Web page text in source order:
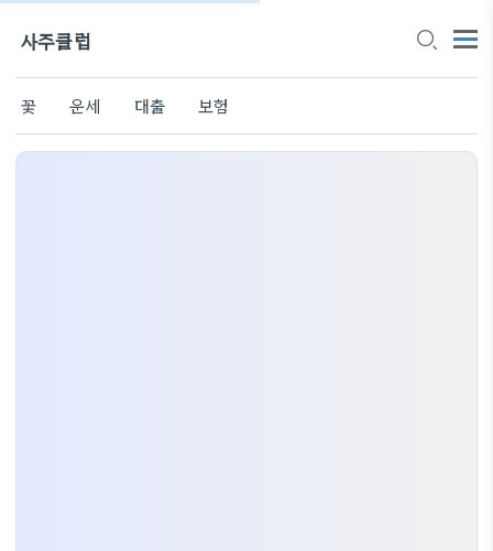
사주클럽
꽃 운세 대출 보험